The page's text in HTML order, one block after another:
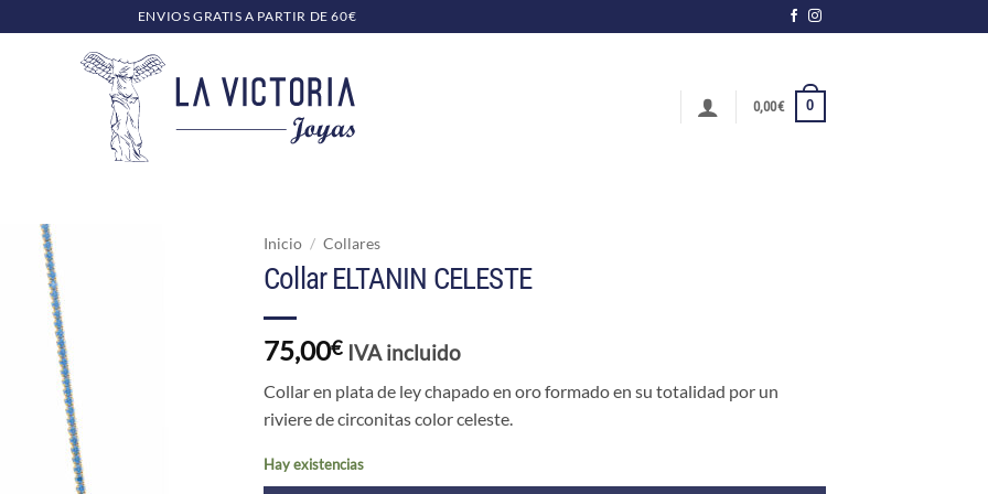
ENVIOS GRATIS A PARTIR DE 60€
0,00€ 0
Inicio / Collares
Collar ELTANIN CELESTE
75,00€ IVA incluido
Collar en plata de ley chapado en oro formado en su totalidad por un
riviere de circonitas color celeste.
Hay existencias